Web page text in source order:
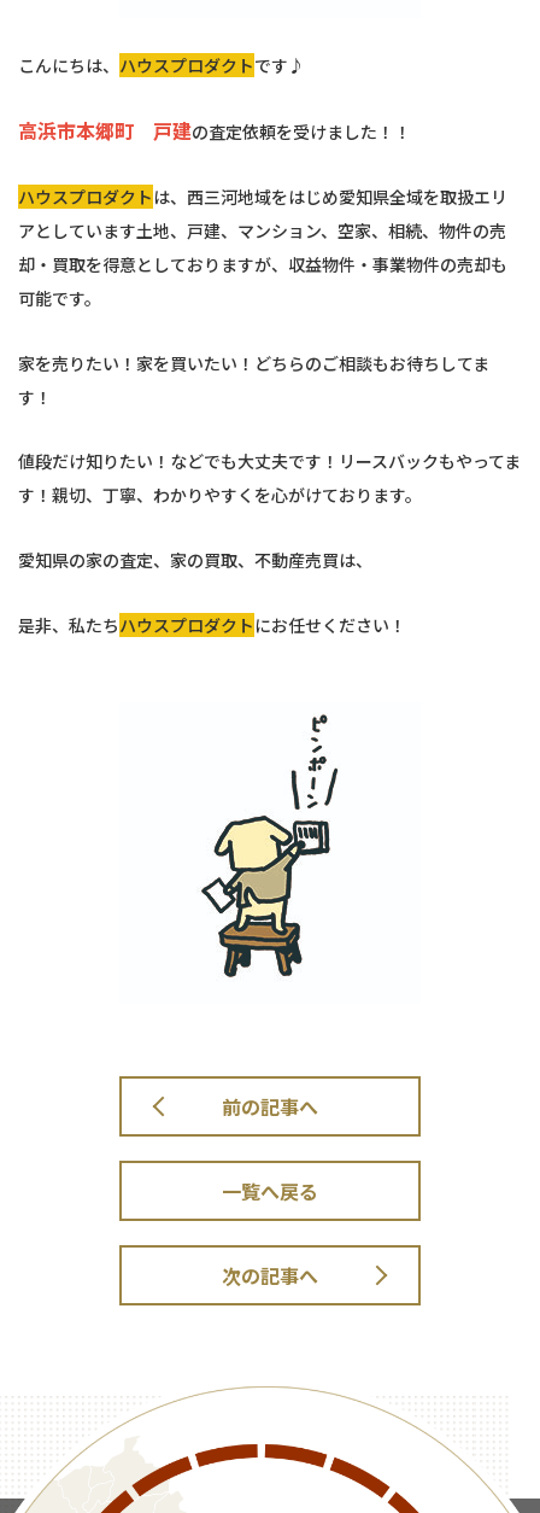
こんにちは、 ハウスプロダクトです♪
高浜市本郷町 戸建の査定依頼を受けました！！
ハウスプロダクトは、西三河地域をはじめ愛知県全域を取扱エリ
アとしています土地、戸建、マンション、空家、相続、物件の売
却・買取を得意としておりますが、収益物件・事業物件の売却も
可能です。
家を売りたい！家を買いたい！どちらのご相談もお待ちしてま
す！
値段だけ知りたい！などでも大丈夫です！リースバックもやってま
す！親切、丁寧、わかりやすくを心がけております。
愛知県の家の査定、家の買取、不動産売買は、
是非、私たちハウスプロダクトにお任せください！
前の記事へ
一覧へ戻る
次の記事へ